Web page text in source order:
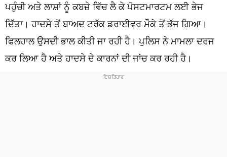
ਲਾਈਫ ਸਟਾਈਲ
ਪੰਜਾਬ
ਧਰਮ
ਪਹੁੰਚੀ ਅਤੇ ਲਾਸ਼ਾਂ ਨੂੰ ਕਬਜ਼ੇ ਵਿੱਚ ਲੈ ਕੇ ਪੋਸਟਮਾਰਟਮ ਲਈ ਭੇਜ
ਦਿੱਤਾ। ਹਾਦਸੇ ਤੋਂ ਬਾਅਦ ਟਰੱਕ ਡਰਾਈਵਰ ਮੌਕੇ ਤੋਂ ਭੱਜ ਗਿਆ।
ਫਿਲਹਾਲ ਉਸਦੀ ਭਾਲ ਕੀਤੀ ਜਾ ਰਹੀ ਹੈ। ਪੁਲਿਸ ਨੇ ਮਾਮਲਾ ਦਰਜ
ਕਰ ਲਿਆ ਹੈ ਅਤੇ ਹਾਦਸੇ ਦੇ ਕਾਰਨਾਂ ਦੀ ਜਾਂਚ ਕਰ ਰਹੀ ਹੈ।